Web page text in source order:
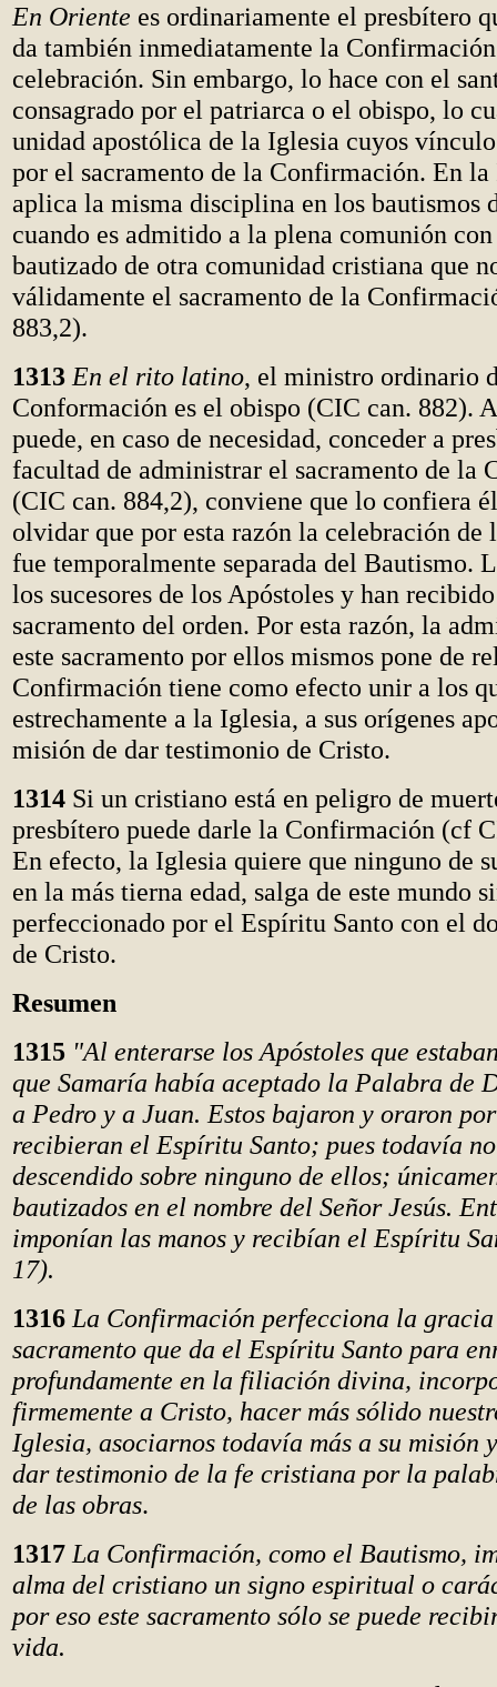
En Oriente es ordinariamente el presbítero
da también inmediatamente la
celebración. Sin embargo, lo hace con el
consagrado por el patriarca o el obispo, lo
unidad apostólica de la Iglesia cuyos
por el sacramento de la Confirmación. En
aplica la misma disciplina en los bautismos
cuando es admitido a la plena comunión
bautizado de otra comunidad cristiana que
válidamente el sacramento de la
883,2).
1313 En el rito latino, el ministro ordinario
Conformación es el obispo (CIC can. 882).
puede, en caso de necesidad, conceder a
facultad de administrar el sacramento de la
(CIC can. 884,2), conviene que lo confiera
olvidar que por esta razón la celebración
fue temporalmente separada del Bautismo.
los sucesores de los Apóstoles y han
sacramento del orden. Por esta razón, la
este sacramento por ellos mismos pone de
Confirmación tiene como efecto unir a los
estrechamente a la Iglesia, a sus orígenes
misión de dar testimonio de Cristo.
1314 Si un cristiano está en peligro de
presbítero puede darle la Confirmación (cf
En efecto, la Iglesia quiere que ninguno de
en la más tierna edad, salga de este mundo
perfeccionado por el Espíritu Santo con el
de Cristo.
Resumen
1315 "Al enterarse los Apóstoles que
que Samaría había aceptado la Palabra de
a Pedro y a Juan. Estos bajaron y oraron
recibieran el Espíritu Santo; pues todavía
descendido sobre ninguno de ellos;
bautizados en el nombre del Señor Jesús.
imponían las manos y recibían el Espíritu
17).
1316 La Confirmación perfecciona la
sacramento que da el Espíritu Santo para
profundamente en la filiación divina,
firmemente a Cristo, hacer más sólido
Iglesia, asociarnos todavía más a su misión
dar testimonio de la fe cristiana por la
de las obras.
1317 La Confirmación, como el Bautismo,
alma del cristiano un signo espiritual o
por eso este sacramento sólo se puede
vida.